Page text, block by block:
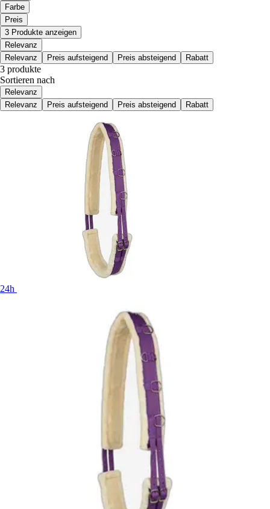
Farbe
Preis
3 Produkte anzeigen
Relevanz
Relevanz
Preis aufsteigend Preis absteigend Rabatt
3 produkte
Sortieren nach
Relevanz
Relevanz
Preis aufsteigend Preis absteigend Rabatt
24h